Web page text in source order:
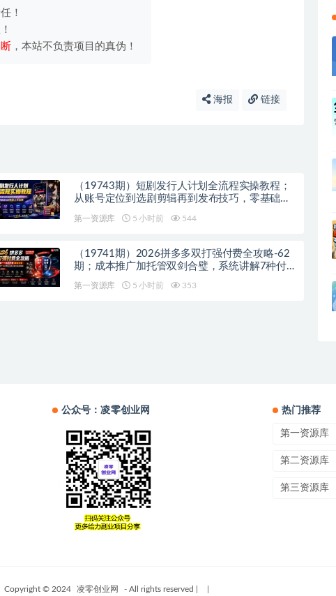
！
，本站不负责项目的真伪！
海报 链接
（19743期）短剧发行人计划全流程实操教程；
从账号定位到选剧剪辑再到发布技巧，零基础也
第一资源库 5 小时前 544
（19741期）2026拼多多双打强付费全攻略-62
期；成本推广加托管双剑合璧，系统讲解7种付费
第一资源库 5 小时前 353
公众号：凌零创业网 热门推荐
第一资源库
第二资源库
第三资源库
Copyright © 2024 凌零创业网 - All rights reserved